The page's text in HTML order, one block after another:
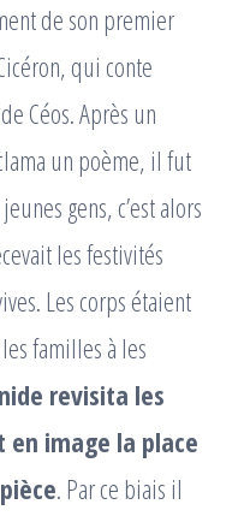
de son premier
qui conte
Céos. Après un
un poème, il fut
gens, c’est alors
les festivités
Les corps étaient
familles à les
revisita les
image la place
. Par ce biais il